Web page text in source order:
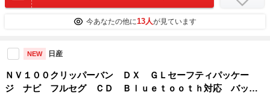
今あなたの他に13人が見ています
NEW 日産
ＮＶ１００クリッパーバン ＤＸ ＧＬセーフティパッケー
ジ ナビ フルセグ ＣＤ Ｂｌｕｅｔｏｏｔｈ対応 バック